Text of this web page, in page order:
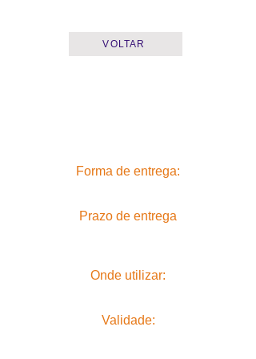
VOLTAR
Forma de entrega:
Prazo de entrega
Onde utilizar:
Validade: